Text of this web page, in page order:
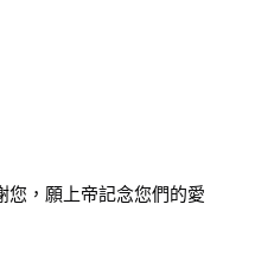
您，願上帝記念您們的愛